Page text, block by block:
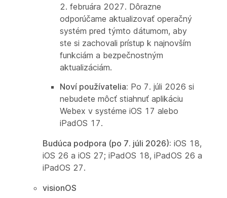
2. februára 2027. Dôrazne
odporúčame aktualizovať operačný
systém pred týmto dátumom, aby
ste si zachovali prístup k najnovším
funkciám a bezpečnostným
aktualizáciám.
Noví používatelia: Po 7. júli 2026 si
nebudete môcť stiahnuť aplikáciu
Webex v systéme iOS 17 alebo
iPadOS 17.
Budúca podpora (po 7. júli 2026): iOS 18,
iOS 26 a iOS 27; iPadOS 18, iPadOS 26 a
iPadOS 27.
visionOS